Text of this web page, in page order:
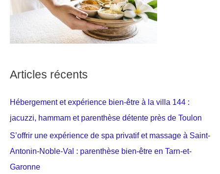
Articles récents
Hébergement et expérience bien-être à la villa 144 :
jacuzzi, hammam et parenthèse détente près de Toulon
S’offrir une expérience de spa privatif et massage à Saint-
Antonin-Noble-Val : parenthèse bien-être en Tarn-et-
Garonne